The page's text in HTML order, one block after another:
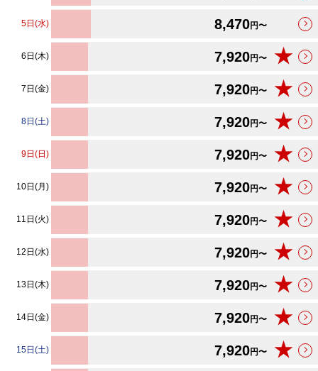
5日(水) 8,470円〜
6日(木) 7,920円〜 ★
7日(金) 7,920円〜 ★
8日(土) 7,920円〜 ★
9日(日) 7,920円〜 ★
10日(月) 7,920円〜 ★
11日(火) 7,920円〜 ★
12日(水) 7,920円〜 ★
13日(木) 7,920円〜 ★
14日(金) 7,920円〜 ★
15日(土) 7,920円〜 ★